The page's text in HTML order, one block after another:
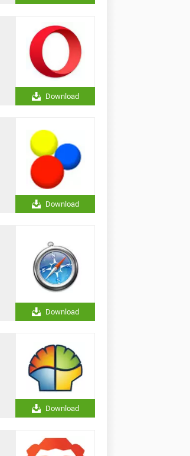
Download
Download
Download
Download